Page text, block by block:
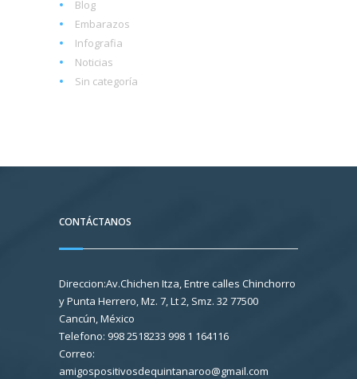
Blog
Embarazos
Infografia
Noticias
Sin categoría
CONTÁCTANOS
Direccion:Av.Chichen Itza, Entre calles Chinchorro
y Punta Herrero, Mz. 7, Lt 2, Smz. 32 77500
Cancún, México
Telefono: 998 2518233 998 1 164116
Correo:
amigospositivosdequintanaroo@gmail.com